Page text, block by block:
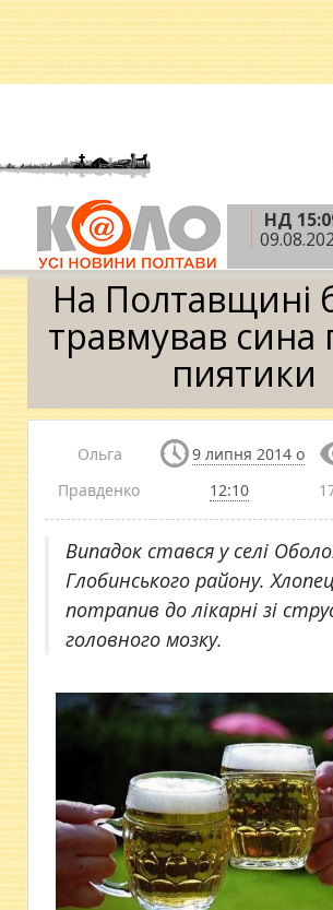
НД
Головна » Новини »
На
травмував сина під час пиятики
На Полтавщині
травмував сина
пиятики
Ольга
Правденко
9 липня 2014 о
12:10
Випадок стався у селі
Глобинського району.
потрапив до лікарні зі
головного мозку.